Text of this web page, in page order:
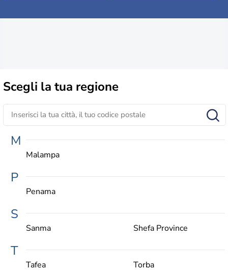
Scegli la tua regione
M
Malampa
P
Penama
S
Sanma Shefa Province
T
Tafea Torba